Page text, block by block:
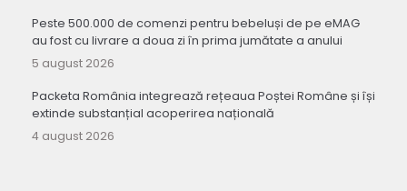
Peste 500.000 de comenzi pentru bebeluși de pe eMAG
au fost cu livrare a doua zi în prima jumătate a anului
5 august 2026
Packeta România integrează rețeaua Poștei Române și își
extinde substanțial acoperirea națională
4 august 2026